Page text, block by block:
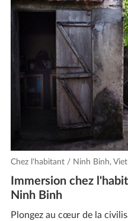
Chez l'habitant / Ninh Binh,
Immersion chez
Ninh Binh
Plongez au cœur de la